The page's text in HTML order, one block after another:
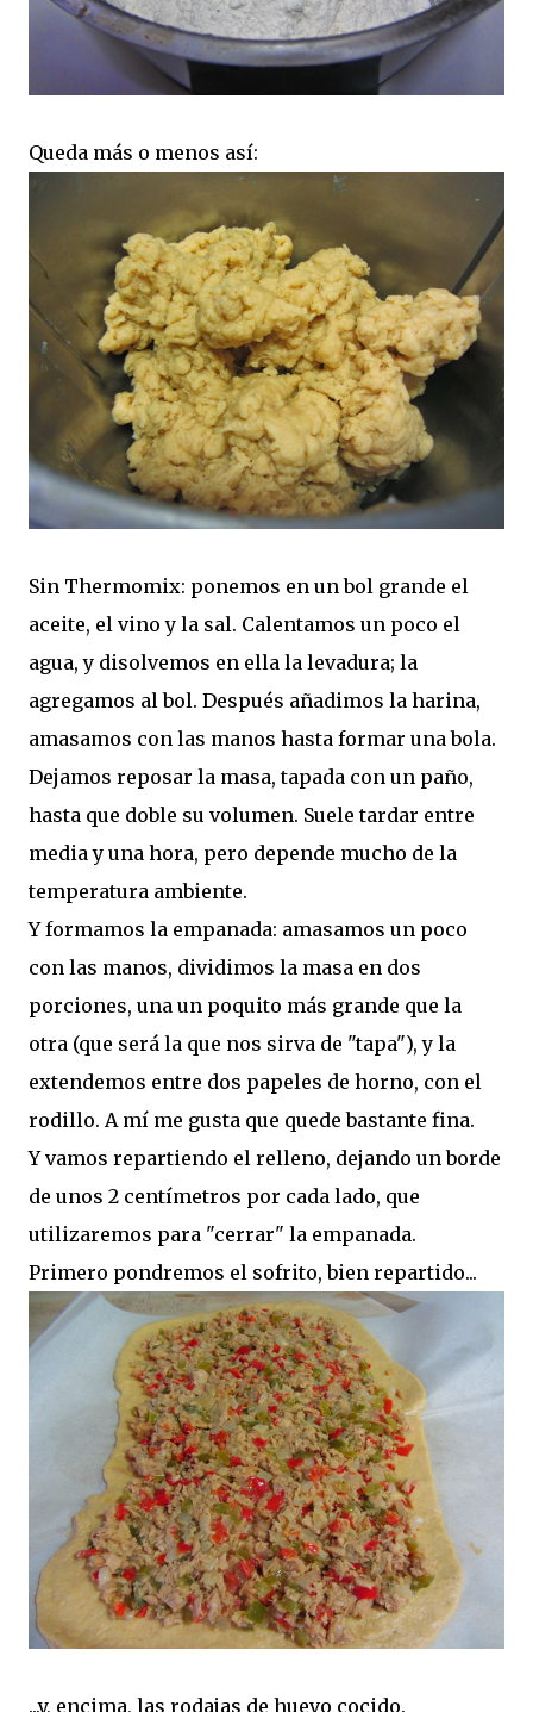
Queda más o menos así:
Sin Thermomix: ponemos en un bol grande el
aceite, el vino y la sal. Calentamos un poco el
agua, y disolvemos en ella la levadura; la
agregamos al bol. Después añadimos la harina,
amasamos con las manos hasta formar una bola.
Dejamos reposar la masa, tapada con un paño,
hasta que doble su volumen. Suele tardar entre
media y una hora, pero depende mucho de la
temperatura ambiente.
Y formamos la empanada: amasamos un poco
con las manos, dividimos la masa en dos
porciones, una un poquito más grande que la
otra (que será la que nos sirva de "tapa"), y la
extendemos entre dos papeles de horno, con el
rodillo. A mí me gusta que quede bastante fina.
Y vamos repartiendo el relleno, dejando un borde
de unos 2 centímetros por cada lado, que
utilizaremos para "cerrar" la empanada.
Primero pondremos el sofrito, bien repartido...
...y, encima, las rodajas de huevo cocido.